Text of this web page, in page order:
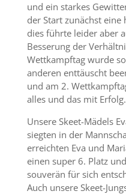
und ein starkes
der Start zunächst eine
dies führte leider aber
Besserung der
Wettkampftag wurde
anderen enttäuscht
und am 2.
alles und das mit Erfolg.
Unsere Skeet-Mädels
siegten in der
erreichten Eva und
einen super 6. Platz
souverän für sich
Auch unsere Skeet-